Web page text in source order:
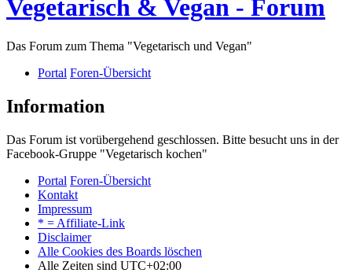
Vegetarisch & Vegan - Forum
Das Forum zum Thema "Vegetarisch und Vegan"
Portal Foren-Übersicht
Information
Das Forum ist vorübergehend geschlossen. Bitte besucht uns in der
Facebook-Gruppe "Vegetarisch kochen"
Portal Foren-Übersicht
Kontakt
Impressum
* = Affiliate-Link
Disclaimer
Alle Cookies des Boards löschen
Alle Zeiten sind UTC+02:00